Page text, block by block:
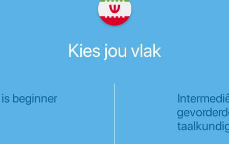
Kies jou vlak
beginner